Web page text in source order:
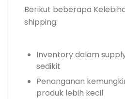
Berikut beberapa
shipping:
Inventory dalam
sedikit
Penanganan
produk lebih kecil